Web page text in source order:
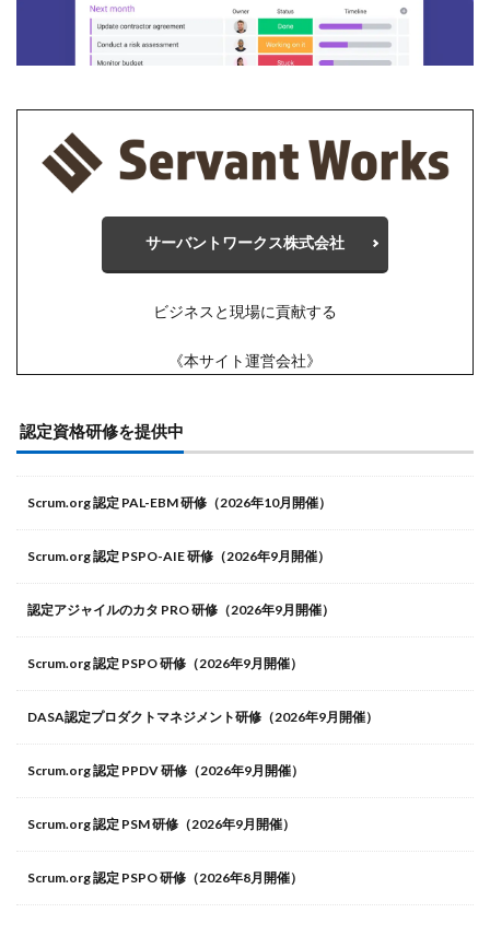
サーバントワークス株式会社
ビジネスと現場に貢献する
《本サイト運営会社》
認定資格研修を提供中
Scrum.org 認定 PAL-EBM 研修（2026年10月開催）
Scrum.org 認定 PSPO-AIE 研修（2026年9月開催）
認定アジャイルのカタ PRO 研修（2026年9月開催）
Scrum.org 認定 PSPO 研修（2026年9月開催）
DASA認定プロダクトマネジメント研修（2026年9月開催）
Scrum.org 認定 PPDV 研修（2026年9月開催）
Scrum.org 認定 PSM 研修（2026年9月開催）
Scrum.org 認定 PSPO 研修（2026年8月開催）